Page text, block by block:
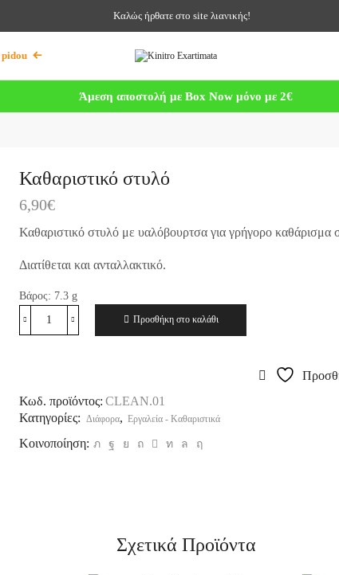
Καλώς ήρθατε στο site λιανικής!
pidou
Άμεση αποστολή με Box Now μόνο με 2€
Καθαριστικό στυλό
6,90€
Καθαριστικό στυλό με υαλόβουρτσα για γρήγορο καθάρισμα
Διατίθεται και ανταλλακτικό.
Βάρος: 7.3 g
Προσθήκη στο καλάθι
Κωδ. προϊόντος: CLEAN.01
Κατηγορίες: Διάφορα, Εργαλεία - Καθαριστικά
Κοινοποίηση:
Σχετικά Προϊόντα